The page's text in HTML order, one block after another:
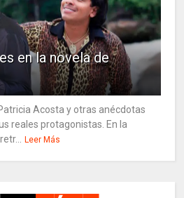
en la novela de
Acosta y otras anécdotas
reales protagonistas. En la
Leer Más